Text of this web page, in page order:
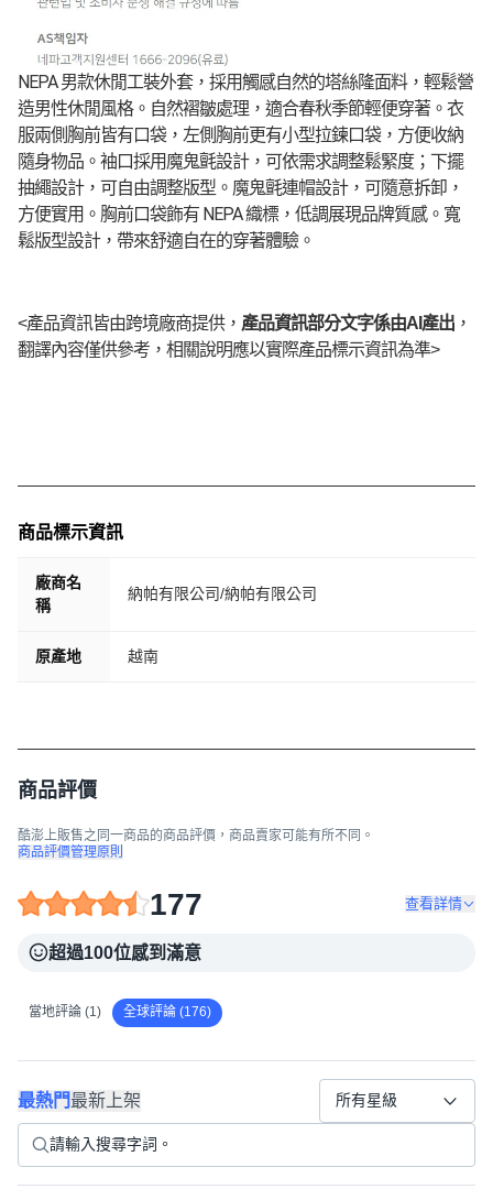
NEPA 男款休閒工裝外套，採用觸感自然的塔絲隆面料，輕鬆營
造男性休閒風格。自然褶皺處理，適合春秋季節輕便穿著。衣
服兩側胸前皆有口袋，左側胸前更有小型拉鍊口袋，方便收納
隨身物品。袖口採用魔鬼氈設計，可依需求調整鬆緊度；下擺
抽繩設計，可自由調整版型。魔鬼氈連帽設計，可隨意拆卸，
方便實用。胸前口袋飾有 NEPA 織標，低調展現品牌質感。寬
鬆版型設計，帶來舒適自在的穿著體驗。
<產品資訊皆由跨境廠商提供， 產品資訊部分文字係由AI產出 ，
翻譯內容僅供參考，相關說明應以實際產品標示資訊為準>
商品標示資訊
廠商名
稱
納帕有限公司/納帕有限公司
原產地 越南
商品評價
酷澎上販售之同一商品的商品評價，商品賣家可能有所不同。
商品評價管理原則
177 查看詳情
超過100位感到滿意
當地評論 (1) 全球評論 (176)
最熱門最新上架 所有星級